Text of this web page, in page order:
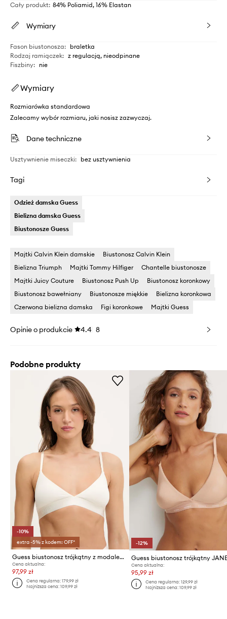
Cały produkt: 84% Poliamid, 16% Elastan
Wymiary
Fason biustonosza: braletka
Rodzaj ramiączek: z regulacją, nieodpinane
Fiszbiny: nie
Wymiary
Rozmiarówka standardowa
Zalecamy wybór rozmiaru, jaki nosisz zazwyczaj.
Dane techniczne
Usztywnienie miseczki: bez usztywnienia
Tagi
Odzież damska Guess
Bielizna damska Guess
Biustonosze Guess
Majtki Calvin Klein damskie
Biustonosz Calvin Klein
Bielizna Triumph
Majtki Tommy Hilfiger
Chantelle biustonosze
Majtki Juicy Couture
Biustonosz Push Up
Biustonosz koronkowy
Biustonosz bawełniany
Biustonosze miękkie
Bielizna koronkowa
Czerwona bielizna damska
Figi koronkowe Majtki Guess
Opinie o produkcie 4.4 8
Podobne produkty
-10%
extra -5% z kodem: OFF*
Guess biustonosz trójkątny z modalem MARIKA
Cena aktualna:
97,99 zł
Cena regularna:179,99 zł
Najniższa cena:109,99 zł
-12%
Guess biustonosz trójkątny
Cena aktualna:
95,99 zł
Cena regularna: 129,99 zł
Najniższa cena: 109,99 zł